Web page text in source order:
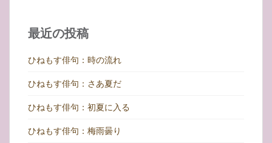
最近の投稿
ひねもす俳句：時の流れ
ひねもす俳句：さあ夏だ
ひねもす俳句：初夏に入る
ひねもす俳句：梅雨曇り